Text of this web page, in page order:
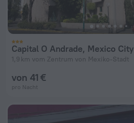
Capital O Andrade, Mexico City
1,9 km vom Zentrum von Mexiko-Stadt
von 41 €
pro Nacht